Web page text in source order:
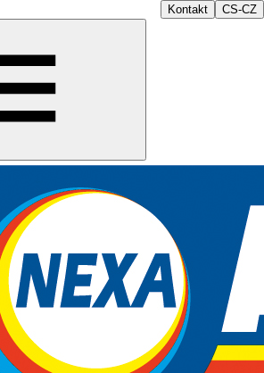
Kontakt CS-CZ